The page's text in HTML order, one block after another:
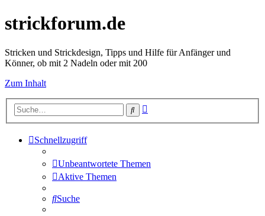
strickforum.de
Stricken und Strickdesign, Tipps und Hilfe für Anfänger und
Könner, ob mit 2 Nadeln oder mit 200
Zum Inhalt
Suche
Schnellzugriff
Unbeantwortete Themen
Aktive Themen
Suche